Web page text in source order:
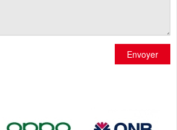
Envoyer